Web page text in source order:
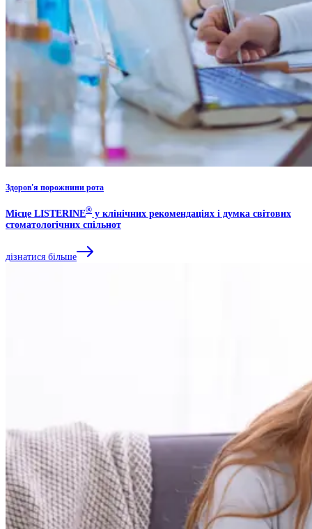
Здоров'я порожнини рота
Місце LISTERINE® у клінічних рекомендаціях і думка світових
стоматологічних спільнот
дізнатися більше